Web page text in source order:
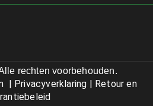
rechten voorbehouden.
| Privacyverklaring | Retour en